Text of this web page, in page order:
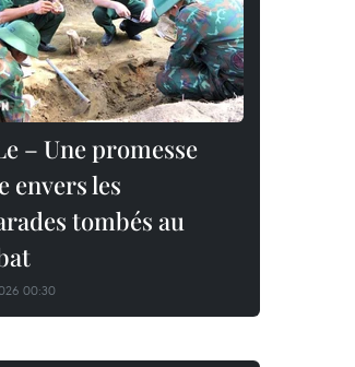
– Une promesse
envers les
tombés au
00:30